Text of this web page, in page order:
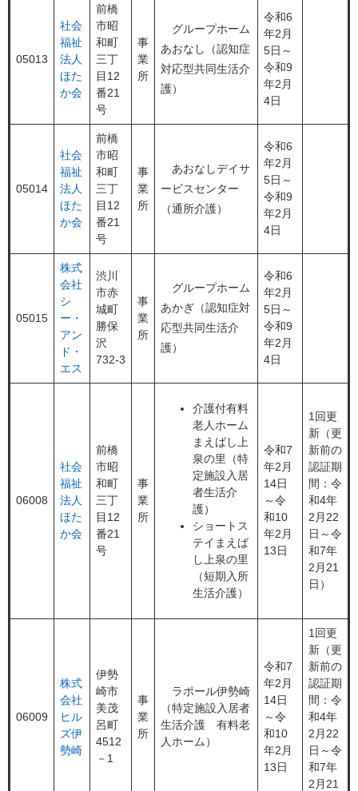
05013
社会
福祉
法人
ほた
か会
前橋
市昭
和町
三丁
目12
番21
号
事
業
所
グループホーム
あおなし（認知症
対応型共同生活介
護）
令和6
年2月
5日～
令和9
年2月
4日
05014
社会
福祉
法人
ほた
か会
前橋
市昭
和町
三丁
目12
番21
号
事
業
所
あおなしデイサ
ービスセンター
（通所介護）
令和6
年2月
5日～
令和9
年2月
4日
05015
株式
会社
シ
ー・
アン
ド・
エス
渋川
市赤
城町
勝保
沢
732-3
事
業
所
グループホーム
あかぎ（認知症対
応型共同生活介
護）
令和6
年2月
5日～
令和9
年2月
4日
06008
社会
福祉
法人
ほた
か会
前橋
市昭
和町
三丁
目12
番21
号
事
業
所
介護付有料
老人ホーム
まえばし上
泉の里（特
定施設入居
者生活介
護）
ショートス
テイまえば
し上泉の里
（短期入所
生活介護）
令和7
年2月
14日
～令
和10
年2月
13日
1回更
新（更
新前の
認証期
間：令
和4年
2月22
日～令
和7年
2月21
日）
06009
株式
会社
ヒル
ズ伊
勢崎
伊勢
崎市
美茂
呂町
4512
－1
事
業
所
ラポール伊勢崎
（特定施設入居者
生活介護 有料老
人ホーム）
令和7
年2月
14日
～令
和10
年2月
13日
1回更
新（更
新前の
認証期
間：令
和4年
2月22
日～令
和7年
2月21